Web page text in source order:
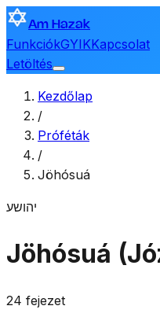
Am Hazak
FunkciókGYIKKapcsolat
Letöltés
Kezdőlap
/
Próféták
/
Jöhósuá
יהושע
Jöhósuá
24 fejezet